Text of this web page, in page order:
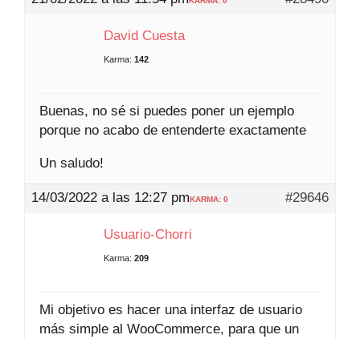
David Cuesta
Karma: 142
Buenas, no sé si puedes poner un ejemplo
porque no acabo de entenderte exactamente
Un saludo!
14/03/2022 a las 12:27 pm #29646
KARMA: 0
Usuario-Chorri
Karma: 209
Mi objetivo es hacer una interfaz de usuario
más simple al WooCommerce, para que un